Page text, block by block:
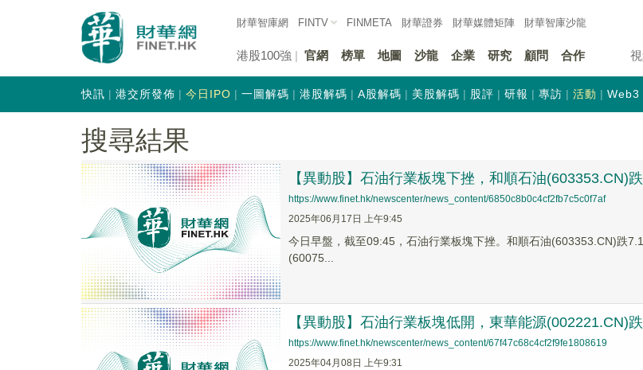
財華智庫網 FINTV FINMETA 財華證券 財華媒體矩陣 財華智庫沙龍
港股100強 官網 榜單 地圖 沙龍 企業 研究 顧問 合作
快訊 港交所發佈 今日IPO 一圖解碼 港股解碼 A股解碼 美股解碼 股評 研報 專訪 活動 Web3
搜尋結果
【異動股】石油行業板塊下挫，和順石油(603353.CN)
https://www.finet.hk/newscenter/news_content/6850c8b0c4cf2fb7c5c0f7af
2025年06月17日 上午9:45
今日早盤，截至09:45，石油行業板塊下挫。和順石油(603353.CN)跌
(60075...
【異動股】石油行業板塊低開，東華能源(002221.CN)
https://www.finet.hk/newscenter/news_content/67f47c68c4cf2f9fe1808619
2025年04月08日 上午9:31